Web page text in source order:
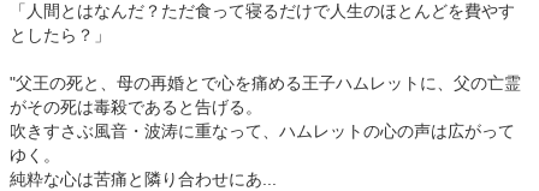
「人間とはなんだ？ただ食って寝るだけで人生のほとんどを費やす
としたら？」
"父王の死と、母の再婚とで心を痛める王子ハムレットに、父の亡霊
がその死は毒殺であると告げる。
吹きすさぶ風音・波涛に重なって、ハムレットの心の声は広がって
ゆく。
純粋な心は苦痛と隣り合わせにあ...